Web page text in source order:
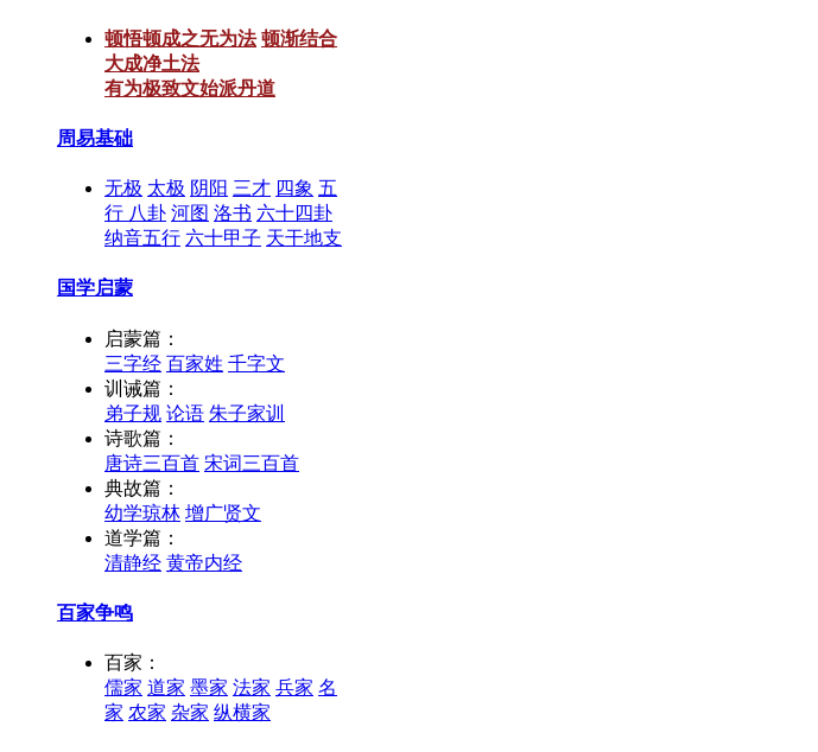
顿悟顿成之无为法 顿渐结合
大成净土法
有为极致文始派丹道
周易基础
无极 太极 阴阳 三才 四象 五
行 八卦 河图 洛书 六十四卦
纳音五行 六十甲子 天干地支
国学启蒙
启蒙篇：
三字经 百家姓 千字文
训诫篇：
弟子规 论语 朱子家训
诗歌篇：
唐诗三百首 宋词三百首
典故篇：
幼学琼林 增广贤文
道学篇：
清静经 黄帝内经
百家争鸣
百家：
儒家 道家 墨家 法家 兵家 名
家 农家 杂家 纵横家